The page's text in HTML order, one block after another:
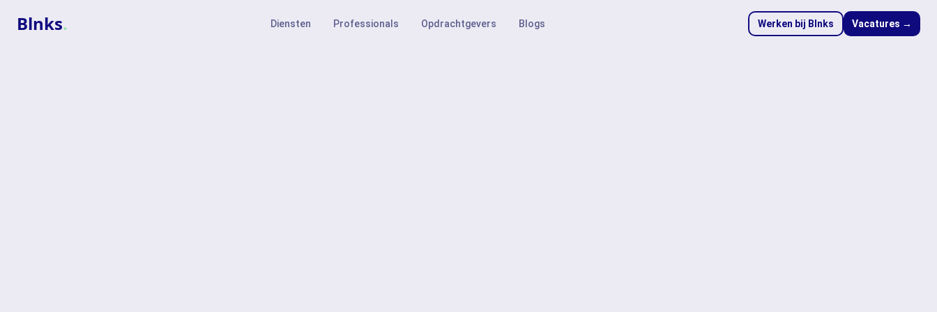
Blnks. Diensten Professionals Opdrachtgevers Blogs Werken bij Blnks Vacatures →